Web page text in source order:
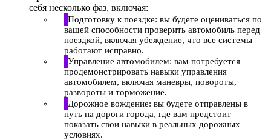
себя несколько фаз, включая:
Подготовку к поездке: вы будете оцениваться по
вашей способности проверить автомобиль перед
поездкой, включая убеждение, что все системы
работают исправно.
Управление автомобилем: вам потребуется
продемонстрировать навыки управления
автомобилем, включая маневры, повороты,
развороты и торможение.
Дорожное вождение: вы будете отправлены в
путь на дороги города, где вам предстоит
показать свои навыки в реальных дорожных
условиях.